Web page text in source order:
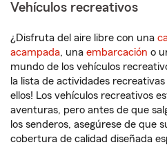
Vehículos recreativos
¿Disfruta del aire libre con una
acampada, una embarcación o
mundo de los vehículos
la lista de actividades
ellos! Los vehículos recreativos
aventuras, pero antes de que
los senderos, asegúrese de que
cobertura de calidad diseñada